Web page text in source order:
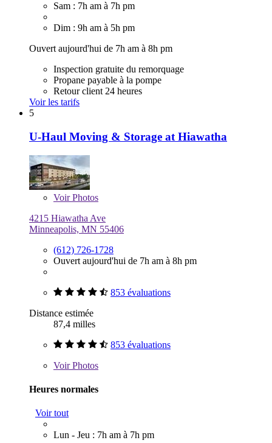
Sam : 7h am à 7h pm
Dim : 9h am à 5h pm
Ouvert aujourd'hui de 7h am à 8h pm
Inspection gratuite du remorquage
Propane payable à la pompe
Retour client 24 heures
Voir les tarifs
5
U-Haul Moving & Storage at Hiawatha
VoirPhotos
4215 Hiawatha Ave
Minneapolis, MN 55406
(612) 726-1728
Ouvert aujourd'hui de 7h am à 8h pm
853 évaluations
Distance estimée
87,4 milles
853 évaluations
VoirPhotos
Heures normales
Voir tout
Lun - Jeu : 7h am à 7h pm